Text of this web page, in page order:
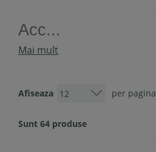
Acc...
Mai mult
Afiseaza per pagina
Sunt 64 produse